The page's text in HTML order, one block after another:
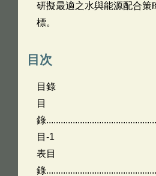
研擬最適之水與能源配合策
標。
目次
目錄
目
錄
目-1
表目
錄